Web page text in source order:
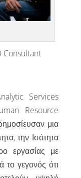
Consultant
Services
Resource
μια
την Ισότητα
εργασίας με
γεγονός ότι